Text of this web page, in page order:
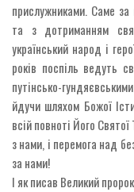
прислужниками. Саме
та з дотриманням
український народ і
років поспіль ведуть
путінсько-
йдучи шляхом Божої
всій повноті Його
з нами, і перемога над
за нами!
І як писав Великий